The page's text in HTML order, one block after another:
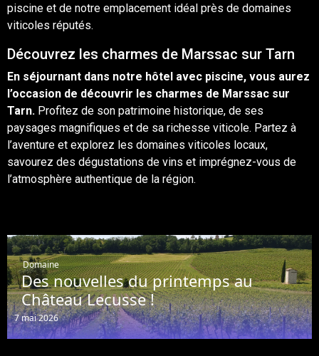
piscine et de notre emplacement idéal près de domaines
viticoles réputés.
Découvrez les charmes de Marssac sur Tarn
En séjournant dans notre hôtel avec piscine, vous aurez
l’occasion de découvrir les charmes de Marssac sur
Tarn. Profitez de son patrimoine historique, de ses
paysages magnifiques et de sa richesse viticole. Partez à
l’aventure et explorez les domaines viticoles locaux,
savourez des dégustations de vins et imprégnez-vous de
l’atmosphère authentique de la région.
Domaine
Des nouvelles du printemps au
Château Lecusse !
7 mai 2026